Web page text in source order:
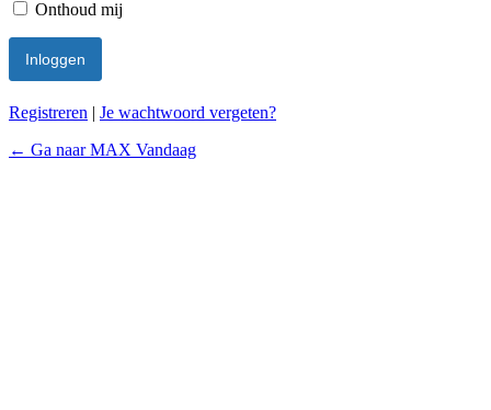
Onthoud mij
Registreren | Je wachtwoord vergeten?
← Ga naar MAX Vandaag